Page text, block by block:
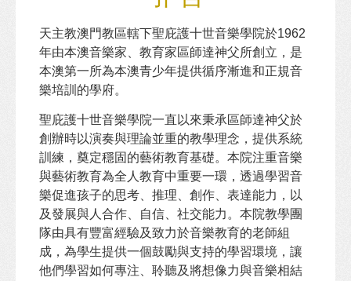
天主教澳門教區轄下聖庇護十世音樂學院於1962
年由本澳音樂家、教育家區師達神父所創立，是
本澳第一所為本澳青少年提供循序漸進和正規音
樂培訓的學府。
聖庇護十世音樂學院一直以來秉承區師達神父於
創辦時以演奏與理論並重的教學理念，提供系統
訓練，奠定穩固的藝術教育基礎。本院注重音樂
與藝術教育為全人教育中重要一環，透過學習音
樂促進孩子的思考、推理、創作、表達能力，以
及發展與人合作、自信、社交能力。本院教學團
隊由具有豐富經驗及致力於音樂教育的老師組
成，為學生提供一個鼓勵與支持的學習環境，讓
他們學習如何專注、聆聽及將想像力與音樂相結